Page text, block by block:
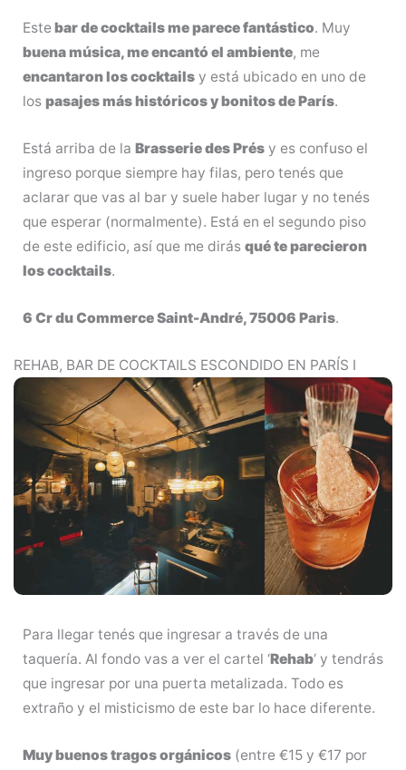
Estebar de cocktails me parece fantástico. Muy
buena música, me encantó el ambiente, me
encantaron los cocktails y está ubicado en uno de
los pasajes más históricos y bonitos de París.
Está arriba de la Brasserie des Prés y es confuso el
ingreso porque siempre hay filas, pero tenés que
aclarar que vas al bar y suele haber lugar y no tenés
que esperar (normalmente). Está en el segundo piso
de este edificio, así que me dirás qué te parecieron
los cocktails.
6 Cr du Commerce Saint-André, 75006 Paris.
REHAB, BAR DE COCKTAILS ESCONDIDO EN PARÍS I
Para llegar tenés que ingresar a través de una
taquería. Al fondo vas a ver el cartel ‘Rehab‘ y tendrás
que ingresar por una puerta metalizada. Todo es
extraño y el misticismo de este bar lo hace diferente.
Muy buenos tragos orgánicos (entre €15 y €17 por